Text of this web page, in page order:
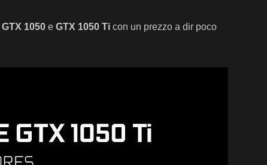
GTX 1050 e GTX 1050 Ti con un prezzo a dir poco